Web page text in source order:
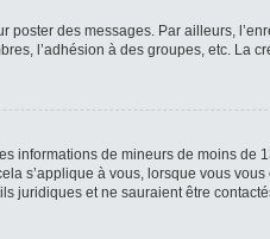
des messages. Par ailleurs,
l’adhésion à des groupes, etc. La
de mineurs de moins de
s’applique à vous, lorsque vous
et ne sauraient être